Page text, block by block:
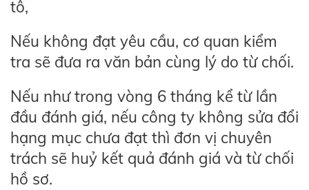
tô,
Nếu không đạt yêu cầu, cơ quan kiểm
tra sẽ đưa ra văn bản cùng lý do từ chối.
Nếu như trong vòng 6 tháng kể từ lần
đầu đánh giá, nếu công ty không sửa đổi
hạng mục chưa đạt thì đơn vị chuyên
trách sẽ huỷ kết quả đánh giá và từ chối
hồ sơ.